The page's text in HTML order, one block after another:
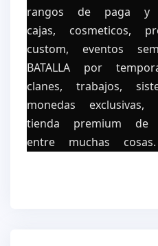
rangos de paga y
cajas, cosmeticos,
custom, eventos
BATALLA por
clanes, trabajos,
monedas
tienda premium de
entre muchas cosas.